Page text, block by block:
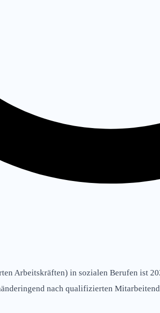
Arbeitskräften) in sozialen Berufen ist
nach qualifizierten